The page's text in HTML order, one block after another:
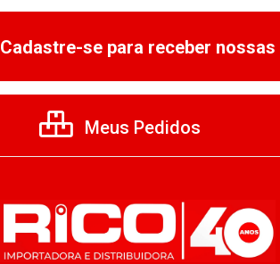
Cadastre-se para receber
Meus Pedidos